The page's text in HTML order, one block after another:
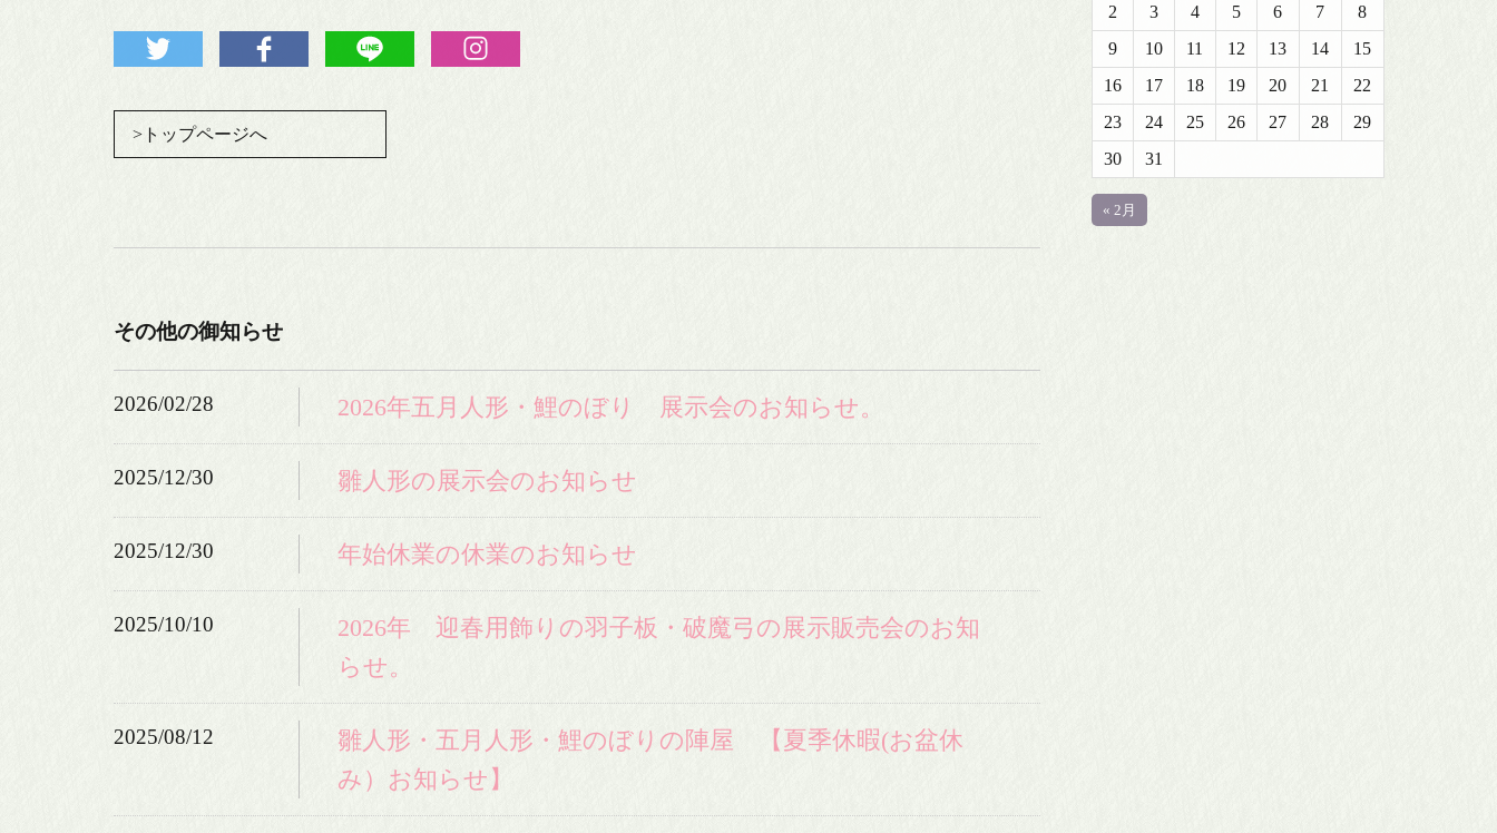
破魔弓
>トップページへ
その他の御知らせ
2026/02/28 2026年五月人形・鯉のぼり 展示会のお知らせ。
2025/12/30 雛人形の展示会のお知らせ
2025/12/30 年始休業の休業のお知らせ
2025/10/10
2026年 迎春用飾りの羽子板・破魔弓の展示販売会のお知
らせ。
2025/08/12
雛人形・五月人形・鯉のぼりの陣屋 【夏季休暇(お盆休
み）お知らせ】
2
3 4 5 6 7
8
9
10 11 12 13 14
15
16
17 18 19 20 21
22
23
24 25 26 27 28
29
30
31
« 2月